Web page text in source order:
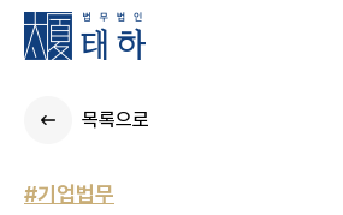
목록으로
#기업법무